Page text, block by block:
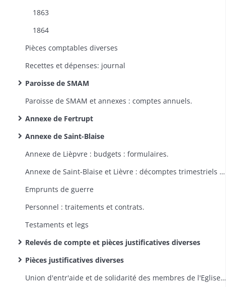
1863
1864
Pièces comptables diverses
Recettes et dépenses: journal
Paroisse de SMAM
Paroisse de SMAM et annexes : comptes annuels.
Annexe de Fertrupt
Annexe de Saint-Blaise
Annexe de Lièpvre : budgets : formulaires.
Annexe de Saint-Blaise et Lièvre : décomptes trimestriels : formulaires.
Emprunts de guerre
Personnel : traitements et contrats.
Testaments et legs
Relevés de compte et pièces justificatives diverses
Pièces justificatives diverses
Union d'entr'aide et de solidarité des membres de l'Eglise de la Confession d'Augsbourg d'Alsace et de Lorraine : quote-part des cotisations : décomptes .